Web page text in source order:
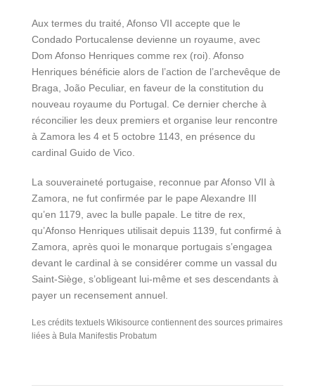
Aux termes du traité, Afonso VII accepte que le
Condado Portucalense devienne un royaume, avec
Dom Afonso Henriques comme rex (roi). Afonso
Henriques bénéficie alors de l’action de l’archevêque de
Braga, João Peculiar, en faveur de la constitution du
nouveau royaume du Portugal. Ce dernier cherche à
réconcilier les deux premiers et organise leur rencontre
à Zamora les 4 et 5 octobre 1143, en présence du
cardinal Guido de Vico.
La souveraineté portugaise, reconnue par Afonso VII à
Zamora, ne fut confirmée par le pape Alexandre III
qu’en 1179, avec la bulle papale. Le titre de rex,
qu’Afonso Henriques utilisait depuis 1139, fut confirmé à
Zamora, après quoi le monarque portugais s’engagea
devant le cardinal à se considérer comme un vassal du
Saint-Siège, s’obligeant lui-même et ses descendants à
payer un recensement annuel.
Les crédits textuels Wikisource contiennent des sources primaires
liées à Bula Manifestis Probatum